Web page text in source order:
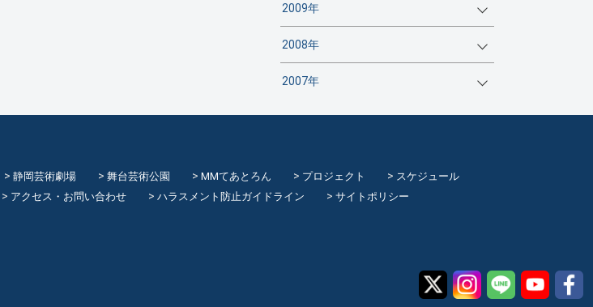
2009年
2008年
2007年
静岡芸術劇場 舞台芸術公園 MMてあとろん プロジェクト
スケジュール
アクセス・お問い合わせ ハラスメント防止ガイドライン サイトポリシー